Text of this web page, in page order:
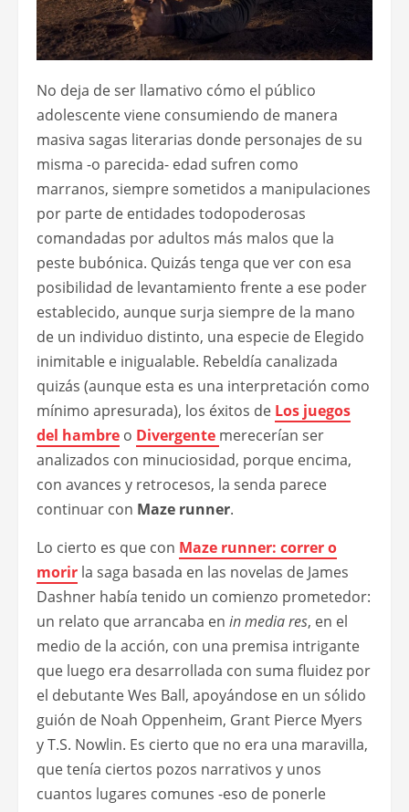
No deja de ser llamativo cómo el público
adolescente viene consumiendo de manera
masiva sagas literarias donde personajes de su
misma -o parecida- edad sufren como
marranos, siempre sometidos a manipulaciones
por parte de entidades todopoderosas
comandadas por adultos más malos que la
peste bubónica. Quizás tenga que ver con esa
posibilidad de levantamiento frente a ese poder
establecido, aunque surja siempre de la mano
de un individuo distinto, una especie de Elegido
inimitable e inigualable. Rebeldía canalizada
quizás (aunque esta es una interpretación como
mínimo apresurada), los éxitos de Los juegos
del hambre o Divergente merecerían ser
analizados con minuciosidad, porque encima,
con avances y retrocesos, la senda parece
continuar con Maze runner.
Lo cierto es que con Maze runner: correr o
morir la saga basada en las novelas de James
Dashner había tenido un comienzo prometedor:
un relato que arrancaba en in media res, en el
medio de la acción, con una premisa intrigante
que luego era desarrollada con suma fluidez por
el debutante Wes Ball, apoyándose en un sólido
guión de Noah Oppenheim, Grant Pierce Myers
y T.S. Nowlin. Es cierto que no era una maravilla,
que tenía ciertos pozos narrativos y unos
cuantos lugares comunes -eso de ponerle